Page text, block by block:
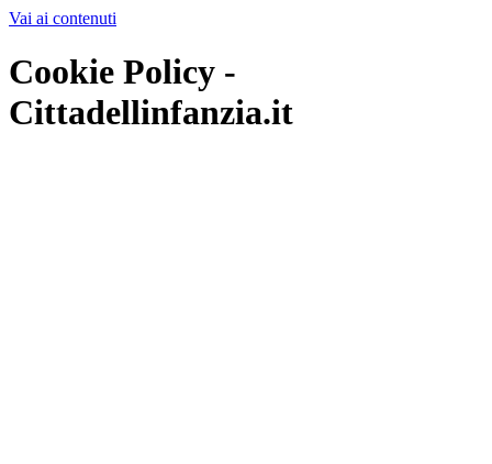
Vai ai contenuti
Cookie Policy -
Cittadellinfanzia.it